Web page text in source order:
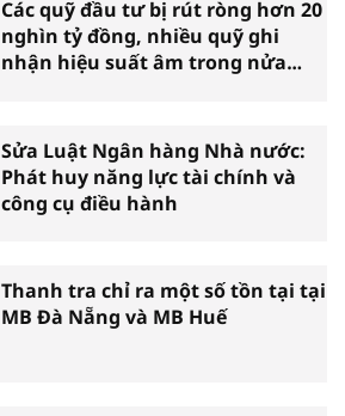
Các quỹ đầu tư bị rút ròng hơn 20
nghìn tỷ đồng, nhiều quỹ ghi
nhận hiệu suất âm trong nửa
Sửa Luật Ngân hàng Nhà nước:
Phát huy năng lực tài chính và
công cụ điều hành
Thanh tra chỉ ra một số tồn tại tại
MB Đà Nẵng và MB Huế